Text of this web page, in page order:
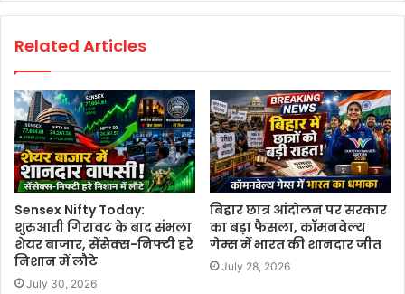
Related Articles
Sensex Nifty Today:
शुरुआती गिरावट के बाद संभला
शेयर बाजार, सेंसेक्स-निफ्टी हरे
निशान में लौटे
July 30, 2026
बिहार छात्र आंदोलन पर सरकार
का बड़ा फैसला, कॉमनवेल्थ
गेम्स में भारत की शानदार जीत
July 28, 2026